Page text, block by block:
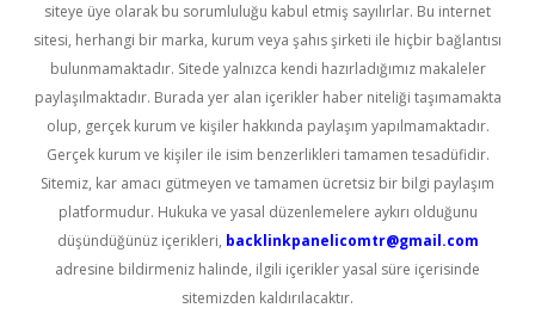
siteye üye olarak bu sorumluluğu kabul etmiş sayılırlar. Bu internet
sitesi, herhangi bir marka, kurum veya şahıs şirketi ile hiçbir bağlantısı
bulunmamaktadır. Sitede yalnızca kendi hazırladığımız makaleler
paylaşılmaktadır. Burada yer alan içerikler haber niteliği taşımamakta
olup, gerçek kurum ve kişiler hakkında paylaşım yapılmamaktadır.
Gerçek kurum ve kişiler ile isim benzerlikleri tamamen tesadüfidir.
Sitemiz, kar amacı gütmeyen ve tamamen ücretsiz bir bilgi paylaşım
platformudur. Hukuka ve yasal düzenlemelere aykırı olduğunu
düşündüğünüz içerikleri, backlinkpanelicomtr@gmail.com
adresine bildirmeniz halinde, ilgili içerikler yasal süre içerisinde
sitemizden kaldırılacaktır.